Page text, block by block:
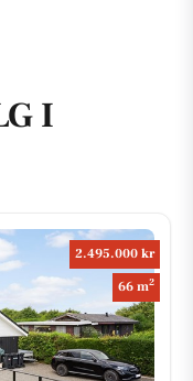
I
2.495.000 kr
66 m2